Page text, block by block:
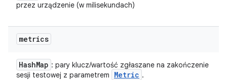
przez urządzenie (w milisekundach)
metrics
HashMap : pary klucz/wartość zgłaszane na zakończenie
sesji testowej z parametrem
Metric .